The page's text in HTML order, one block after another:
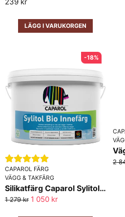
239 kr
LÄGG I VARUKORGEN
CAPAROL FÄRG
VÄGG & TAKFÄRG
Silikatfärg Caparol Sylitol Bio Innefärg
1 279 kr 1 050 kr
-18%
2
Rengöring Verktyg rengörs enkelt
Skicka